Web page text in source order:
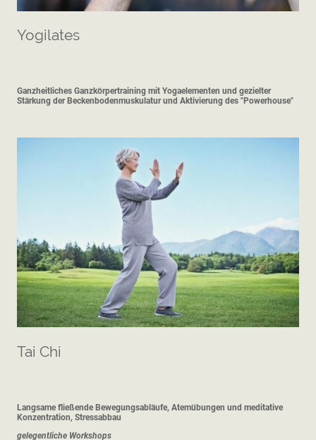
Yogilates
Ganzheitliches Ganzkörpertraining mit Yogaelementen und gezielter
Stärkung der Beckenbodenmuskulatur und Aktivierung des "Powerhouse"
Tai Chi
Langsame fließende Bewegungsabläufe, Atemübungen und meditative
Konzentration, Stressabbau
gelegentliche Workshops